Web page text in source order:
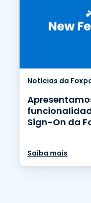
Notícias da
Sign-On da
Saiba mais